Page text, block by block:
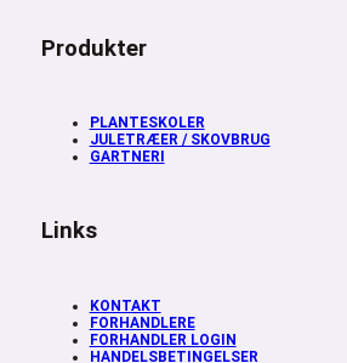
Produkter
PLANTESKOLER
JULETRÆER / SKOVBRUG
GARTNERI
Links
KONTAKT
FORHANDLERE
FORHANDLER LOGIN
HANDELSBETINGELSER